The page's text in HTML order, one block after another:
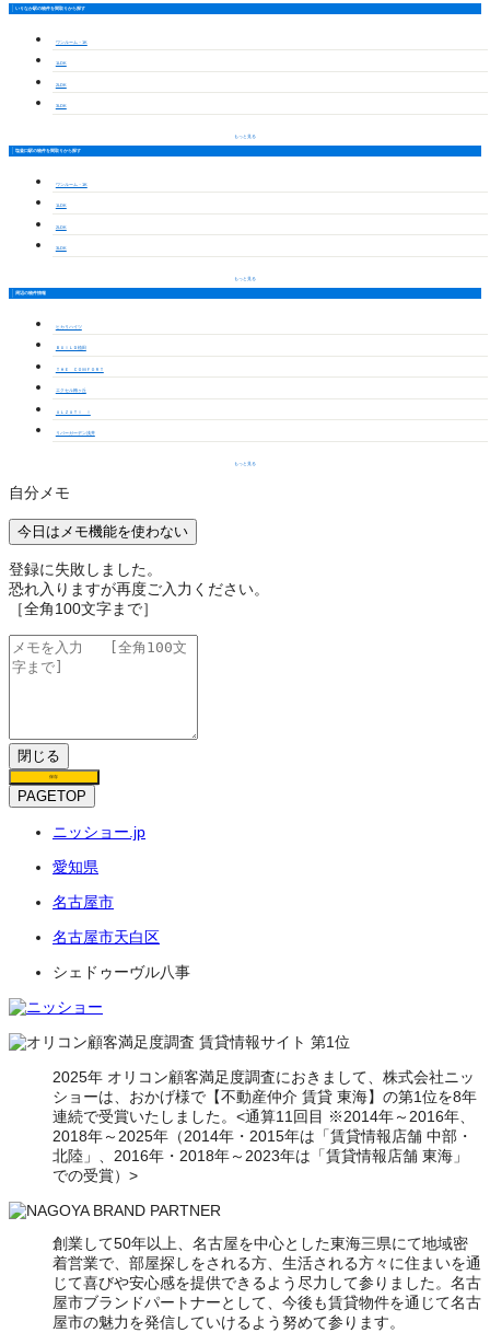
いりなか駅の物件を間取りから探す
ワンルーム・1K
1LDK
2LDK
3LDK
もっと見る
塩釜口駅の物件を間取りから探す
ワンルーム・1K
1LDK
2LDK
3LDK
もっと見る
周辺の物件情報
ヒカリハイツ
ＢＵＩＬＤ植田
ＴＨＥ ＣＯＭＦＯＲＴ
エクセル梅ヶ丘
ＡＬＺＡＴＩ Ⅰ
リバーガーデン浅井
もっと見る
自分メモ
今日はメモ機能を使わない
登録に失敗しました。
恐れ入りますが再度ご入力ください。
［全角100文字まで］
閉じる
保存
PAGETOP
ニッショー.jp
愛知県
名古屋市
名古屋市天白区
シェドゥーヴル八事
2025年 オリコン顧客満足度調査におきまして、株式会社ニッ
ショーは、おかげ様で【不動産仲介 賃貸 東海】の第1位を8年
連続で受賞いたしました。<通算11回目 ※2014年～2016年、
2018年～2025年（2014年・2015年は「賃貸情報店舗 中部・
北陸」、2016年・2018年～2023年は「賃貸情報店舗 東海」
での受賞）>
創業して50年以上、名古屋を中心とした東海三県にて地域密
着営業で、部屋探しをされる方、生活される方々に住まいを通
じて喜びや安心感を提供できるよう尽力して参りました。名古
屋市ブランドパートナーとして、今後も賃貸物件を通じて名古
屋市の魅力を発信していけるよう努めて参ります。